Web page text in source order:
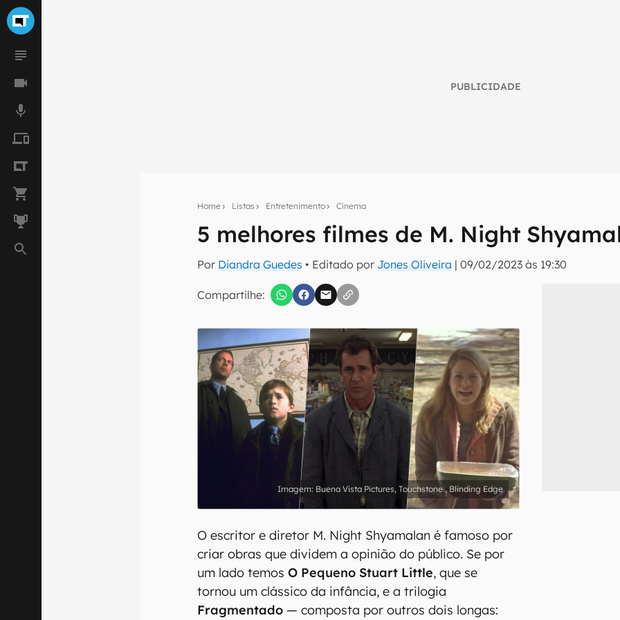
PUBLICIDADE
Home Listas Entretenimento Cinema
5 melhores filmes de M. Night
Por Diandra Guedes • Editado por Jones Oliveira |09/02/2023 às 19:30
Compartilhe:
Assine a newsletter do Canaltech e receba notícias e reviews sobre tecnologia
inscreva-se
Confirmo que li, aceito e concordo com os Termos de Uso e Política de Privacidade do
Buena Vista Pictures, Touchstone , Blinding Edge
O escritor e diretor M. Night Shyamalan é famoso por
criar obras que dividem a opinião do público. Se por
um lado temosO Pequeno Stuart Little, que se
tornou um clássico da infância, e a trilogia
Fragmentado — composta por outros dois longas: